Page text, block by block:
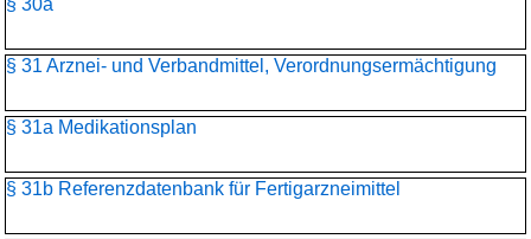
§ 30a
§ 31 Arznei- und Verbandmittel, Verordnungsermächtigung
§ 31a Medikationsplan
§ 31b Referenzdatenbank für Fertigarzneimittel